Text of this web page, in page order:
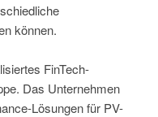
können.
FinTech-
Das Unternehmen
Lösungen für PV-